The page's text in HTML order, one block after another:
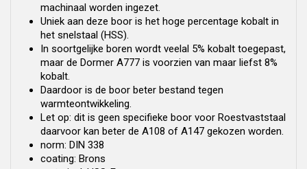
machinaal worden ingezet.
Uniek aan deze boor is het hoge percentage kobalt in
het snelstaal (HSS).
In soortgelijke boren wordt veelal 5% kobalt toegepast,
maar de Dormer A777 is voorzien van maar liefst 8%
kobalt.
Daardoor is de boor beter bestand tegen
warmteontwikkeling.
Let op: dit is geen specifieke boor voor Roestvaststaal
daarvoor kan beter de A108 of A147 gekozen worden.
norm: DIN 338
coating: Brons